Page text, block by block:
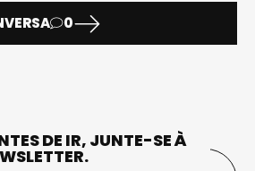
0
DE IR, JUNTE-SE À